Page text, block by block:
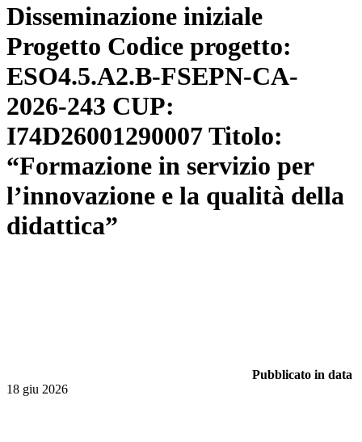
Disseminazione iniziale
Progetto Codice progetto:
ESO4.5.A2.B-FSEPN-CA-
2026-243 CUP:
I74D26001290007 Titolo:
“Formazione in servizio per
l’innovazione e la qualità della
didattica”
Pubblicato in data
18 giu 2026